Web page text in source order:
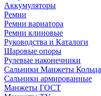
Аккумуляторы
Ремни
Ремни вариатора
Ремни клиновые
Руководства и Каталоги
Шаровые опоры
Рулевые наконечники
Сальники Манжеты Кольца
Сальники армированные
Манжеты ГОСТ